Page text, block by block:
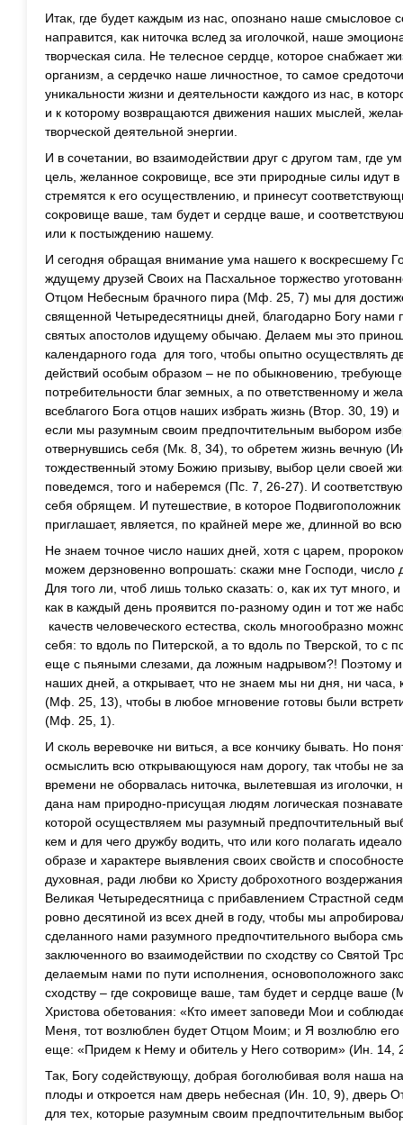
Итак, где будет каждым из нас, опознано наше смысловое
направится, как ниточка вслед за иголочкой, наше
творческая сила. Не телесное сердце, которое снабжает
организм, а сердечко наше личностное, то самое
уникальности жизни и деятельности каждого из нас, в
и к которому возвращаются движения наших мыслей,
творческой деятельной энергии.
И в сочетании, во взаимодействии друг с другом там, где
цель, желанное сокровище, все эти природные силы идут
стремятся к его осуществлению, и принесут
сокровище ваше, там будет и сердце ваше, и
или к постыждению нашему.
И сегодня обращая внимание ума нашего к воскресшему
ждущему друзей Своих на Пасхальное торжество
Отцом Небесным брачного пира (Мф. 25, 7) мы для
священной Четыредесятницы дней, благодарно Богу нами
святых апостолов идущему обычаю. Делаем мы это
календарного года для того, чтобы опытно осуществлять
действий особым образом – не по обыкновению,
потребительности благ земных, а по ответственному и
всеблагого Бога отцов наших избрать жизнь (Втор. 30, 19)
если мы разумным своим предпочтительным выбором
отвернувшись себя (Мк. 8, 34), то обретем жизнь вечную
тождественный этому Божию призыву, выбор цели своей
поведемся, того и наберемся (Пс. 7, 26-27). И
себя обрящем. И путешествие, в которое
приглашает, является, по крайней мере же, длинной во
Не знаем точное число наших дней, хотя с царем,
можем дерзновенно вопрошать: скажи мне Господи,
Для того ли, чтоб лишь только сказать: о, как их тут много,
как в каждый день проявится по-разному один и тот же
качеств человеческого естества, сколь многообразно
себя: то вдоль по Питерской, а то вдоль по Тверской, то с
еще с пьяными слезами, да ложным надрывом?! Поэтому
наших дней, а открывает, что не знаем мы ни дня, ни часа,
(Мф. 25, 13), чтобы в любое мгновение готовы были
(Мф. 25, 1).
И сколь веревочке ни виться, а все кончику бывать. Но
осмыслить всю открывающуюся нам дорогу, так чтобы не
времени не оборвалась ниточка, вылетевшая из иголочки,
дана нам природно-присущая людям логическая
которой осуществляем мы разумный предпочтительный
кем и для чего дружбу водить, что или кого полагать
образе и характере выявления своих свойств и
духовная, ради любви ко Христу доброхотного
Великая Четыредесятница с прибавлением Страстной
ровно десятиной из всех дней в году, чтобы мы
сделанного нами разумного предпочтительного выбора
заключенного во взаимодействии по сходству со Святой
делаемым нами по пути исполнения, основоположного
сходству – где сокровище ваше, там будет и сердце ваше
Христова обетования: «Кто имеет заповеди Мои и
Меня, тот возлюблен будет Отцом Моим; и Я возлюблю
еще: «Придем к Нему и обитель у Него сотворим» (Ин. 14,
Так, Богу содействующу, добрая боголюбивая воля наша
плоды и откроется нам дверь небесная (Ин. 10, 9), дверь
для тех, которые разумным своим предпочтительным